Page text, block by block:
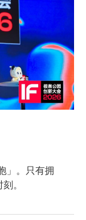
」。只有拥
。